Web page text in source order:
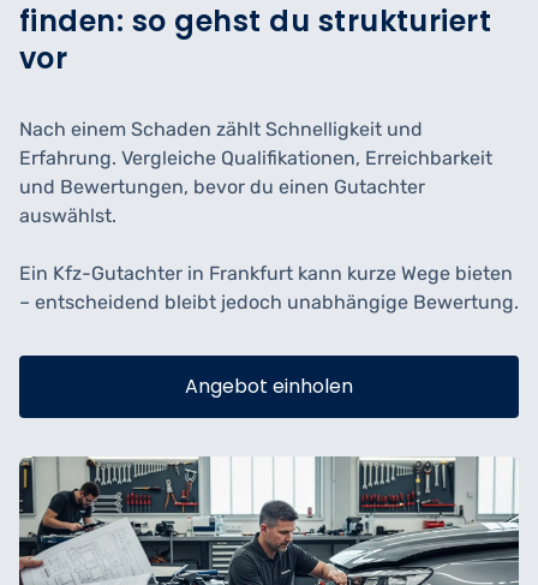
finden: so gehst du strukturiert
vor
Nach einem Schaden zählt Schnelligkeit und
Erfahrung. Vergleiche Qualifikationen, Erreichbarkeit
und Bewertungen, bevor du einen Gutachter
auswählst.
Ein Kfz-Gutachter in Frankfurt kann kurze Wege bieten
– entscheidend bleibt jedoch unabhängige Bewertung.
Angebot einholen